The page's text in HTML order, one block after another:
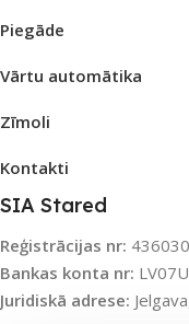
Piegāde
Vārtu automātika
Zīmoli
Kontakti
SIA Stared
Reģistrācijas nr:
Bankas konta nr:
Juridiskā adrese: